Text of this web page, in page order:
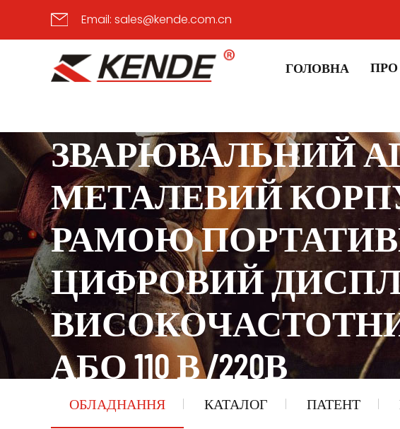
Email: sales@kende.com.cn
ГОЛОВНА ПРО
TIG-130X/160X/180X/
ЗВАРЮВАЛЬНИЙ
МЕТАЛЕВИЙ
РАМОЮ
ЦИФРОВИЙ
АБО 110 В /220В
ОБЛАДНАННЯ КАТАЛОГ ПАТЕНТ